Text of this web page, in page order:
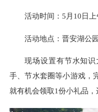
活动时间：5月10日上
活动地点：晋安湖公
现场设置有节水知
手、节水套圈等小游戏，
就有机会领取1份小礼品，